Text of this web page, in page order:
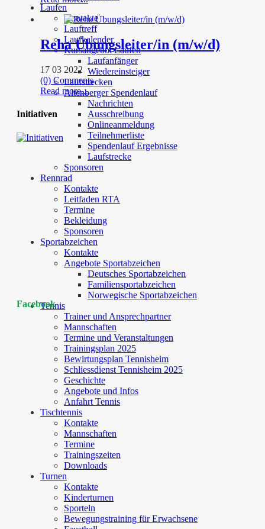
Laufen
Kontakte
Lauftreff
Laufkalender
Kursangebot Laufen
Laufanfänger
Wiedereinsteiger
Laufstrecken
Altenberger Spendenlauf
Nachrichten
Ausschreibung
Onlineanmeldung
Teilnehmerliste
Spendenlauf Ergebnisse
Laufstrecke
Sponsoren
Rennrad
Kontakte
Leitfaden RTA
Termine
Bekleidung
Sponsoren
Sportabzeichen
Kontakte
Angebote Sportabzeichen
Deutsches Sportabzeichen
Familiensportabzeichen
Norwegische Sportabzeichen
Tennis
Trainer und Ansprechpartner
Mannschaften
Termine und Veranstaltungen
Trainingsplan 2025
Bewirtungsplan Tennisheim
Schliessdienst Tennisheim 2025
Geschichte
Angebote und Infos
Anfahrt Tennis
Tischtennis
Kontakte
Mannschaften
Termine
Trainingszeiten
Downloads
Turnen
Kontakte
Kinderturnen
Sporteln
Bewegungstraining für Erwachsene
Reha Übungsleiter/in (m/w/d)
17 03 2022
(0) Comments
Read more...
Initiativen
Facebook